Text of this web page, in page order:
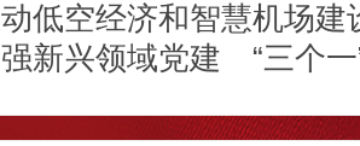
低空经济和智慧机场建
新兴领域党建 “三个一